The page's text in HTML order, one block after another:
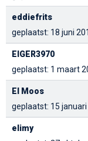
eddiefrits
geplaatst: 18 juni
EIGER3970
geplaatst: 1 maart
El Moos
geplaatst: 15
elimy